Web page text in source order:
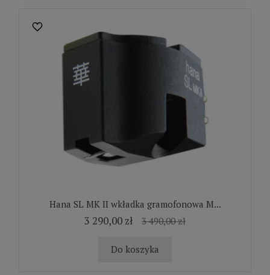
Hana SL MK II wkładka gramofonowa M...
3 290,00 zł 3 490,00 zł
Do koszyka